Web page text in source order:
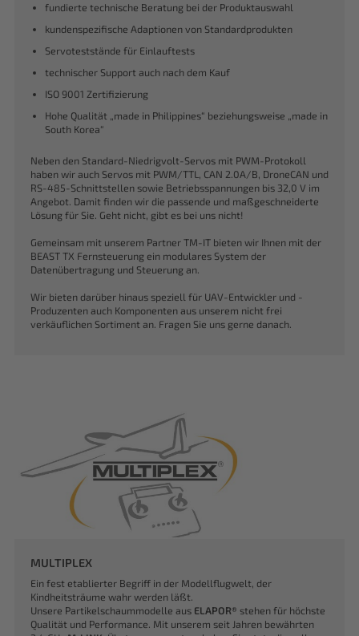
fundierte technische Beratung bei der Produktauswahl
kundenspezifische Adaptionen von Standardprodukten
Servoteststände für Einlauftests
technischer Support auch nach dem Kauf
ISO 9001 Zertifizierung
Hohe Qualität „made in Philippines“ beziehungsweise „made in
South Korea“
Neben den Standard-Niedrigvolt-Servos mit PWM-Protokoll
haben wir auch Servos mit PWM/TTL, CAN 2.0A/B, DroneCAN und
RS-485-Schnittstellen sowie Betriebsspannungen bis 32,0 V im
Angebot. Damit finden wir die passende und maßgeschneiderte
Lösung für Sie. Geht nicht, gibt es bei uns nicht!
Gemeinsam mit unserem Partner TM-IT bieten wir Ihnen mit der
BEAST TX Fernsteuerung ein modulares System der
Datenübertragung und Steuerung an.
Wir bieten darüber hinaus speziell für UAV-Entwickler und -
Produzenten auch Komponenten aus unserem nicht frei
verkäuflichen Sortiment an. Fragen Sie uns gerne danach.
MULTIPLEX
Ein fest etablierter Begriff in der Modellflugwelt, der
Kindheitsträume wahr werden läßt.
Unsere Partikelschaummodelle aus ELAPOR® stehen für höchste
Qualität und Performance. Mit unserem seit Jahren bewährten